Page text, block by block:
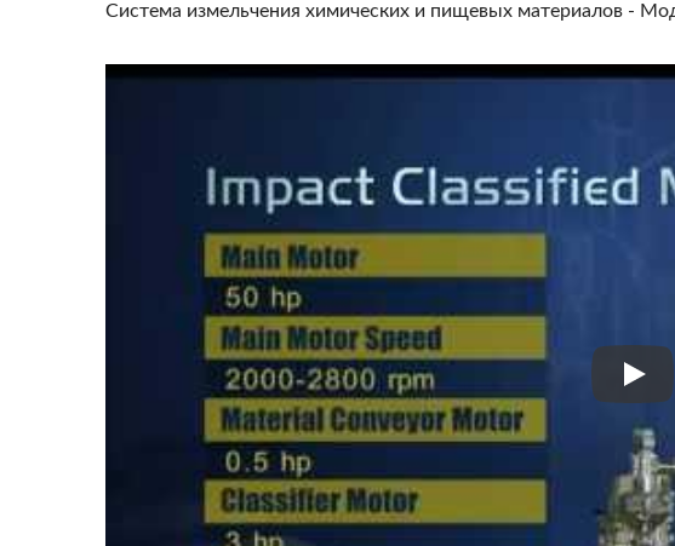
Система измельчения химических и пищевых материалов -
Шпиндельная Мельница